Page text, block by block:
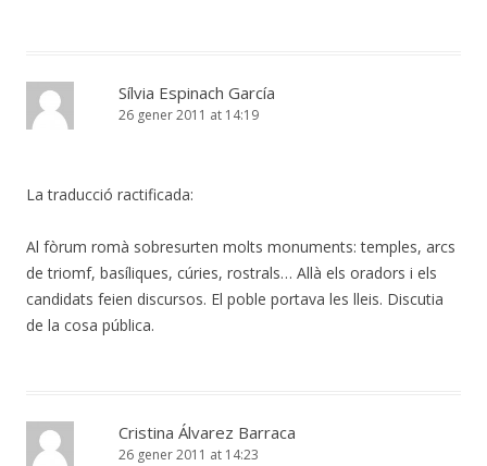
Sílvia Espinach García
26 gener 2011 at 14:19
La traducció ractificada:
Al fòrum romà sobresurten molts monuments: temples, arcs
de triomf, basíliques, cúries, rostrals… Allà els oradors i els
candidats feien discursos. El poble portava les lleis. Discutia
de la cosa pública.
Cristina Álvarez Barraca
26 gener 2011 at 14:23